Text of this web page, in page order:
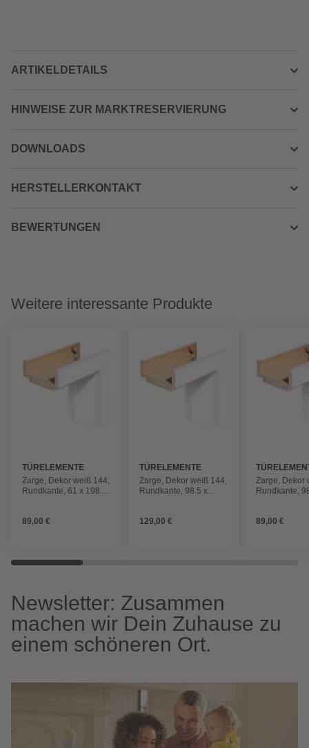
ARTIKELDETAILS
HINWEISE ZUR MARKTRESERVIERUNG
DOWNLOADS
HERSTELLERKONTAKT
BEWERTUNGEN
Weitere interessante Produkte
TÜRELEMENTE
BORNE
Zarge, Dekor weiß 144,
Rundkante, 61 x 198.5
89,00 €
TÜRELEMENTE
BORNE
Zarge, Dekor weiß 144,
Rundkante, 98.5 x
129,00 €
BORNE
Zarge, Dekor
Rundkante,
89,00 €
Newsletter: Zusammen
machen wir Dein Zuhause zu
einem schöneren Ort.